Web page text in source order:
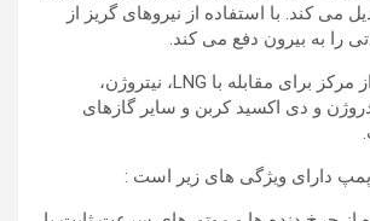
می کند. با استفاده از نیروهای گریز از
را به بیرون دفع می کند.
پمپ برودتی گریز از مرکز برای مقابله با LNG، نیتروژن،
و دی اکسید کربن و سایر گازهای
دارای ویژگی های زیر است :